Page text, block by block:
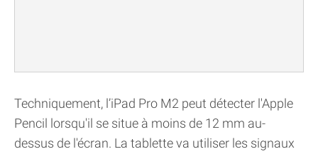
Techniquement, l’iPad Pro M2 peut détecter l'Apple
Pencil lorsqu'il se situe à moins de 12 mm au-
dessus de l'écran. La tablette va utiliser les signaux